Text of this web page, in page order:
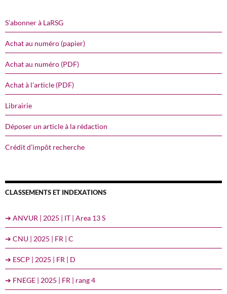
S’abonner à LaRSG
Achat au numéro (papier)
Achat au numéro (PDF)
Achat à l’article (PDF)
Librairie
Déposer un article à la rédaction
Crédit d’impôt recherche
CLASSEMENTS ET INDEXATIONS
➔ ANVUR | 2025 | IT | Area 13 S
➔ CNU | 2025 | FR | C
➔ ESCP | 2025 | FR | D
➔ FNEGE | 2025 | FR | rang 4